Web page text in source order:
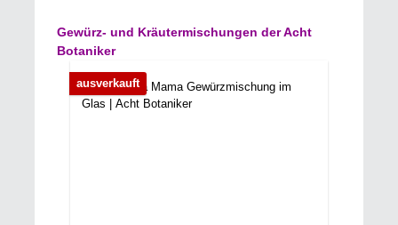
Produktgalerie überspringen
Gewürz- und Kräutermischungen der Acht
Botaniker
ausverkauft